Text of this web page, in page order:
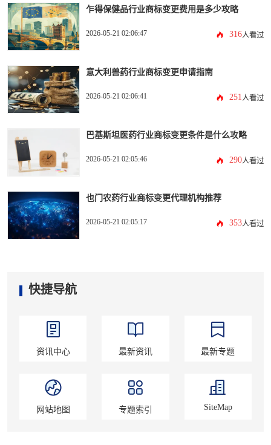
乍得保健品行业商标变更费用是多少攻略
2026-05-21 02:06:47 316人看过
意大利兽药行业商标变更申请指南
2026-05-21 02:06:41 251人看过
巴基斯坦医药行业商标变更条件是什么攻略
2026-05-21 02:05:46 290人看过
也门农药行业商标变更代理机构推荐
2026-05-21 02:05:17 353人看过
快捷导航
资讯中心 最新资讯 最新专题
网站地图 专题索引 SiteMap